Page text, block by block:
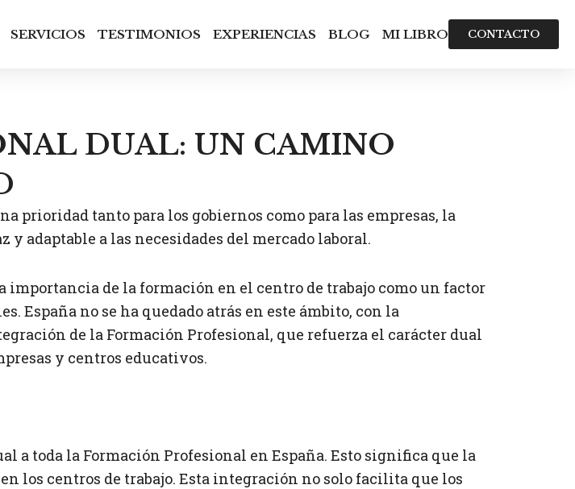
SERVICIOS TESTIMONIOS EXPERIENCIAS BLOG MI LIBRO CONTACTO
DUAL: UN CAMINO
prioridad tanto para los gobiernos como para las empresas, la
adaptable a las necesidades del mercado laboral.
importancia de la formación en el centro de trabajo como un factor
España no se ha quedado atrás en este ámbito, con la
de la Formación Profesional, que refuerza el carácter dual
y centros educativos.
a toda la Formación Profesional en España. Esto significa que la
los centros de trabajo. Esta integración no solo facilita que los